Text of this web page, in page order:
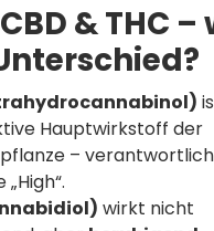
& THC –
Hauptwirkstoff der
–
wirkt nicht